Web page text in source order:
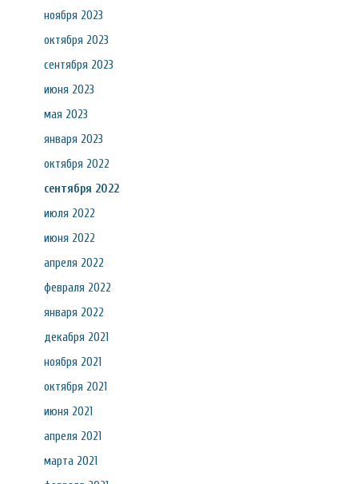
ноября 2023
октября 2023
сентября 2023
июня 2023
мая 2023
января 2023
октября 2022
сентября 2022
июля 2022
июня 2022
апреля 2022
февраля 2022
января 2022
декабря 2021
ноября 2021
октября 2021
июня 2021
апреля 2021
марта 2021